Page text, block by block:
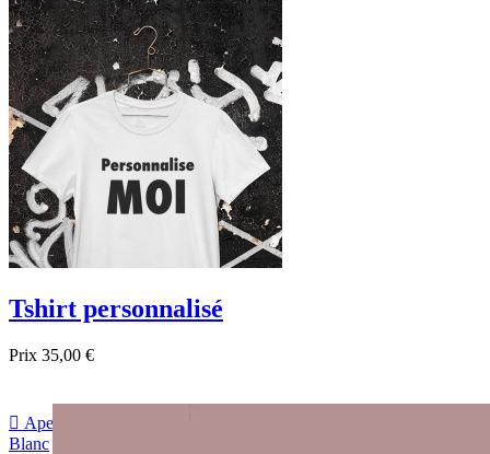
Aperçu rapide
Blanc
Noir Bleu foncé
Tshirt personnalisé
Prix 35,00 €
 Aperçu rapide
Blanc